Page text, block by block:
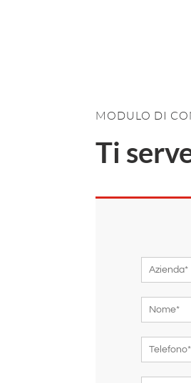
MODULO DI
Ti